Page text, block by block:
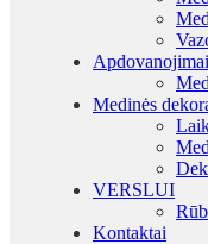
Apdovanojimai
Medinės
VERSLUI
Kontaktai